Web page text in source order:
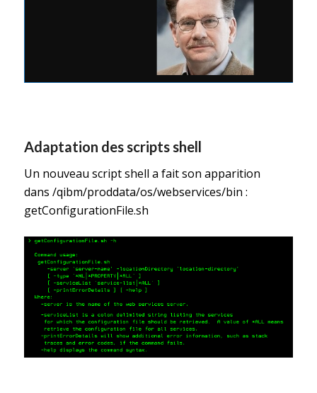
Adaptation des scripts shell
Un nouveau script shell a fait son apparition
dans /qibm/proddata/os/webservices/bin :
getConfigurationFile.sh